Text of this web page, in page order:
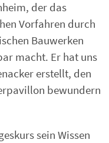
der das
Vorfahren durch
Bauwerken
macht. Er hat uns
erstellt, den
bewundern
sein Wissen